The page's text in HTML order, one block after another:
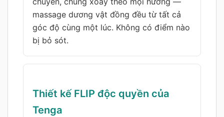
massage dương vật đồng đều từ tất cả
góc độ cùng một lúc. Không có điểm nào
bị bỏ sót.
Thiết kế FLIP độc quyền của
Tenga